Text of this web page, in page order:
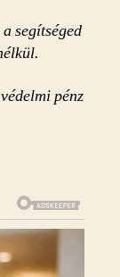
segítséged
pénz